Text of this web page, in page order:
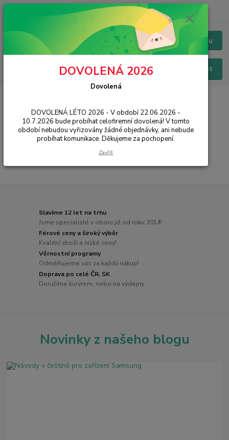
Menu
Hledat
Chat / Online podpora - 24/7
Desire 626
Slavíme 12 let na trhu
Jsme specialisté v oboru již od roku 2014!
Férové ceny a široký výběr
Kvalitní zboží a nízké ceny!
Věrnostní programy
Odměňujeme vás za každý nákup!
Doprava po celé ČR, SK
Doručíme kurýrem, nebo na výdejny
Novinky z našeho blogu
DOVOLENÁ 2026
Dovolená
DOVOLENÁ LÉTO 2026 - V období 22.06.2026 -
10.7.2026 bude probíhat celofiremní dovolená! V tomto
období nebudou vyřizovány žádné objednávky, ani nebude
probíhat komunikace. Děkujeme za pochopení.
Zavřít